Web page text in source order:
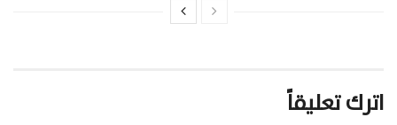
اترك تعليقاً